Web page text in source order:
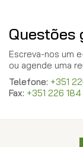
Questões
Escreva-nos um
ou agende uma
Telefone: +351
Fax: +351 226